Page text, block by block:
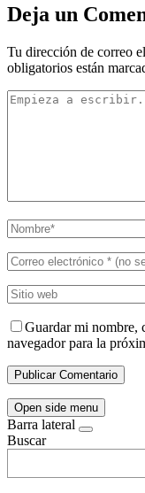
Deja un
Tu dirección de correo
obligatorios están
Guardar mi nombre,
navegador para la
Open side menu
Barra lateral
Buscar